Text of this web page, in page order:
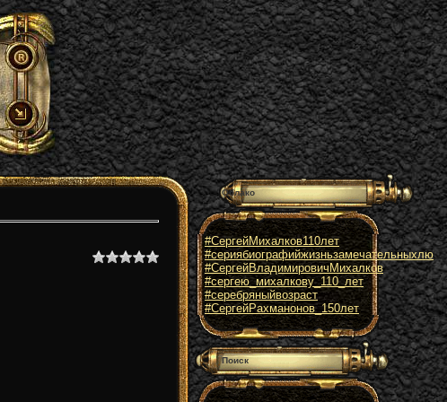
Облако
#СергейМихалков110лет
#сериябиографийжизньзамечательныхлю
#СергейВладимировичМихалков
#сергею_михалкову_110_лет
#серебряныйвозраст
#СергейРахманонов_150лет
Поиск